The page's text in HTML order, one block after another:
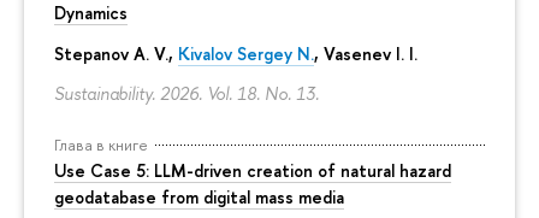
Dynamics
Stepanov A. V., Kivalov Sergey N., Vasenev I. I.
Sustainability. 2026. Vol. 18. No. 13.
Глава в книге
Use Case 5: LLM-driven creation of natural hazard
geodatabase from digital mass media